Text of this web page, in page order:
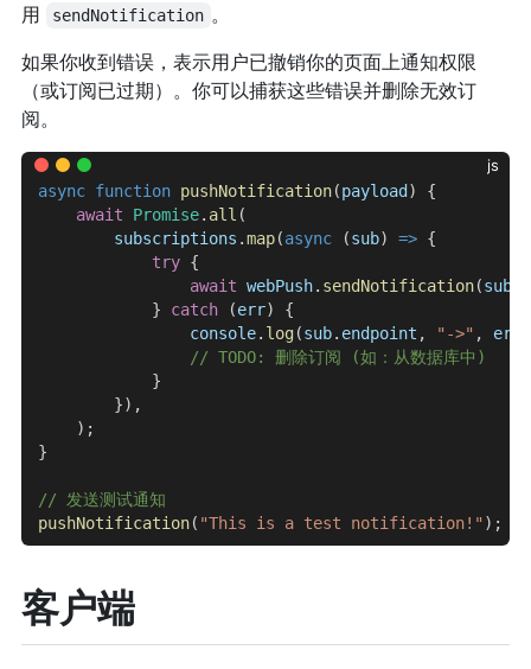
用
sendNotification 。
如果你收到错误，表示用户已撤销你的页面上通知权限
（或订阅已过期）。你可以捕获这些错误并删除无效订
阅。
js
async function pushNotification(payload ) {
    await
Promise. all (
        subscriptions
.map(async (sub) => {
            try
{
                await
webPush. sendNotification(sub
            }
catch (err) {
                console
. log(sub. endpoint , "->" , err
                // TODO: 删除订阅 (如：从数据库中)
            }
        }),
    );
}
// 发送测试通知
pushNotification( "This is a test notification!" );
客户端